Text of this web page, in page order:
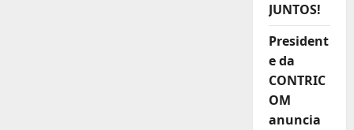
JUNTOS!
President
e da
CONTRIC
OM
anuncia